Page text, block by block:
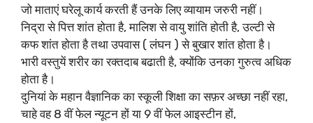
जो माताएं घरेलू कार्य करती हैं उनके लिए व्यायाम जरुरी नहीं।
निद्रा से पित्त शांत होता है, मालिश से वायु शांति होती है, उल्टी से
कफ शांत होता है तथा उपवास ( लंघन ) से बुखार शांत होता है।
भारी वस्तुयें शरीर का रक्तदाब बढाती है, क्योंकि उनका गुरुत्व अधिक
होता है।
दुनियां के महान वैज्ञानिक का स्कूली शिक्षा का सफ़र अच्छा नहीं रहा,
चाहे वह 8 वीं फेल न्यूटन हों या 9 वीं फेल आइस्टीन हों,